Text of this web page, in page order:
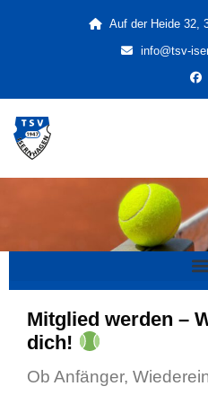
Auf der Heide 32,
info@tsv-
Mitglied werden –
dich!
Ob Anfänger,